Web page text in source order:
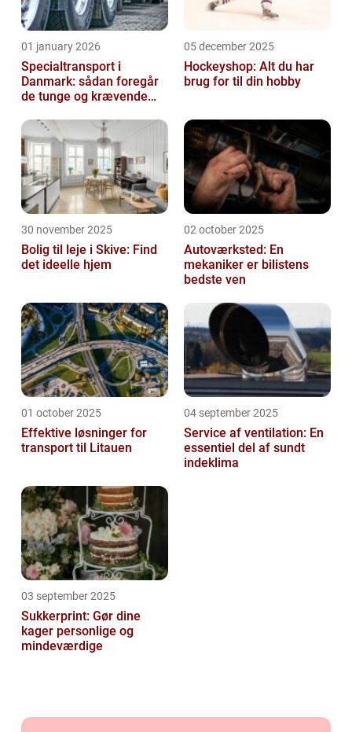
01 january 2026
Specialtransport i
Danmark: sådan foregår
de tunge og krævende
05 december 2025
Hockeyshop: Alt du har
brug for til din hobby
30 november 2025
Bolig til leje i Skive: Find
det ideelle hjem
02 october 2025
Autoværksted: En
mekaniker er bilistens
bedste ven
01 october 2025
Effektive løsninger for
transport til Litauen
04 september 2025
Service af ventilation: En
essentiel del af sundt
indeklima
03 september 2025
Sukkerprint: Gør dine
kager personlige og
mindeværdige